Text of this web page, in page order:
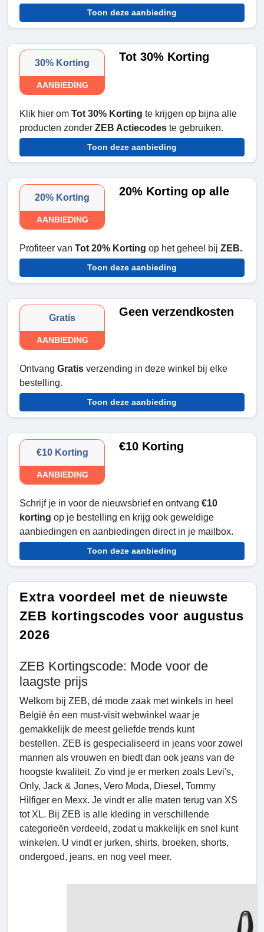
Toon deze aanbieding
30% Korting
AANBIEDING
Tot 30% Korting
Klik hier om Tot 30% Korting te krijgen op bijna alle
producten zonder ZEB Actiecodes te gebruiken.
Toon deze aanbieding
20% Korting
AANBIEDING
20% Korting op alle
Profiteer van Tot 20% Korting op het geheel bij ZEB.
Toon deze aanbieding
Gratis
AANBIEDING
Geen verzendkosten
Ontvang Gratis verzending in deze winkel bij elke
bestelling.
Toon deze aanbieding
€10 Korting
AANBIEDING
€10 Korting
Schrijf je in voor de nieuwsbrief en ontvang €10
korting op je bestelling en krijg ook geweldige
aanbiedingen en aanbiedingen direct in je mailbox.
Toon deze aanbieding
Extra voordeel met de nieuwste
ZEB kortingscodes voor augustus
2026
ZEB Kortingscode: Mode voor de
laagste prijs
Welkom bij ZEB, dé mode zaak met winkels in heel
België én een must-visit webwinkel waar je
gemakkelijk de meest geliefde trends kunt
bestellen. ZEB is gespecialiseerd in jeans voor zowel
mannen als vrouwen en biedt dan ook jeans van de
hoogste kwaliteit. Zo vind je er merken zoals Levi's,
Only, Jack & Jones, Vero Moda, Diesel, Tommy
Hilfiger en Mexx. Je vindt er alle maten terug van XS
tot XL. Bij ZEB is alle kleding in verschillende
categorieën verdeeld, zodat u makkelijk en snel kunt
winkelen. U vindt er jurken, shirts, broeken, shorts,
ondergoed, jeans, en nog veel meer.